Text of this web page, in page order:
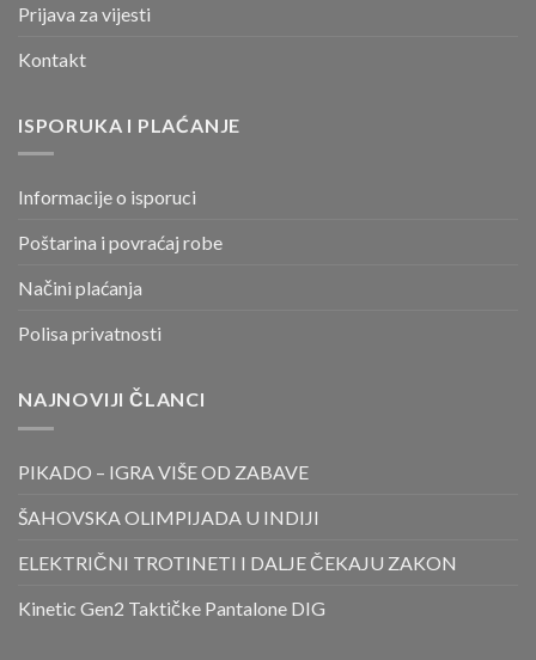
Prijava za vijesti
Kontakt
ISPORUKA I PLAĆANJE
Informacije o isporuci
Poštarina i povraćaj robe
Načini plaćanja
Polisa privatnosti
NAJNOVIJI ČLANCI
PIKADO – IGRA VIŠE OD ZABAVE
ŠAHOVSKA OLIMPIJADA U INDIJI
ELEKTRIČNI TROTINETI I DALJE ČEKAJU ZAKON
Kinetic Gen2 Taktičke Pantalone DIG